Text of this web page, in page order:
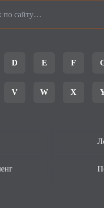
D E F
V W X